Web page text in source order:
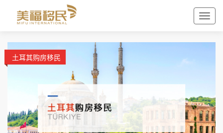
土耳其购房移民